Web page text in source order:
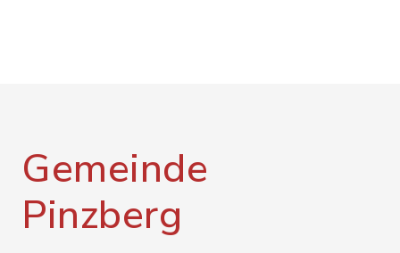
Gemeinde
Pinzberg